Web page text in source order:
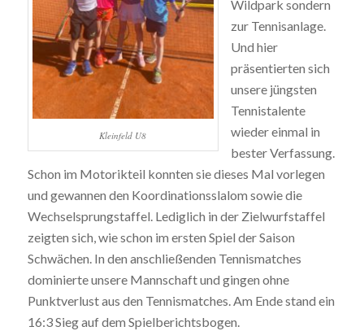
Kleinfeld U8
Wildpark sondern
zur Tennisanlage.
Und hier
präsentierten sich
unsere jüngsten
Tennistalente
wieder einmal in
bester Verfassung.
Schon im Motorikteil konnten sie dieses Mal vorlegen
und gewannen den Koordinationsslalom sowie die
Wechselsprungstaffel. Lediglich in der Zielwurfstaffel
zeigten sich, wie schon im ersten Spiel der Saison
Schwächen. In den anschließenden Tennismatches
dominierte unsere Mannschaft und gingen ohne
Punktverlust aus den Tennismatches. Am Ende stand ein
16:3 Sieg auf dem Spielberichtsbogen.